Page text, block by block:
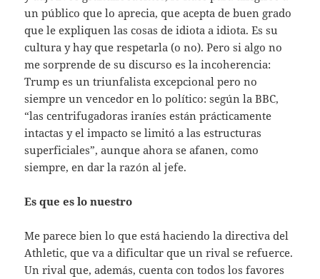
un público que lo aprecia, que acepta de buen grado
que le expliquen las cosas de idiota a idiota. Es su
cultura y hay que respetarla (o no). Pero si algo no
me sorprende de su discurso es la incoherencia:
Trump es un triunfalista excepcional pero no
siempre un vencedor en lo político: según la BBC,
“las centrifugadoras iraníes están prácticamente
intactas y el impacto se limitó a las estructuras
superficiales”, aunque ahora se afanen, como
siempre, en dar la razón al jefe.
Es que es lo nuestro
Me parece bien lo que está haciendo la directiva del
Athletic, que va a dificultar que un rival se refuerce.
Un rival que, además, cuenta con todos los favores